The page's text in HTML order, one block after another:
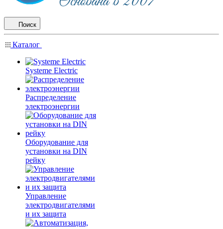
Поиск
Каталог
Systeme Electric
Распределение
электроэнергии
Оборудование для
установки на DIN
рейку
Управление
электродвигателями
и их защита